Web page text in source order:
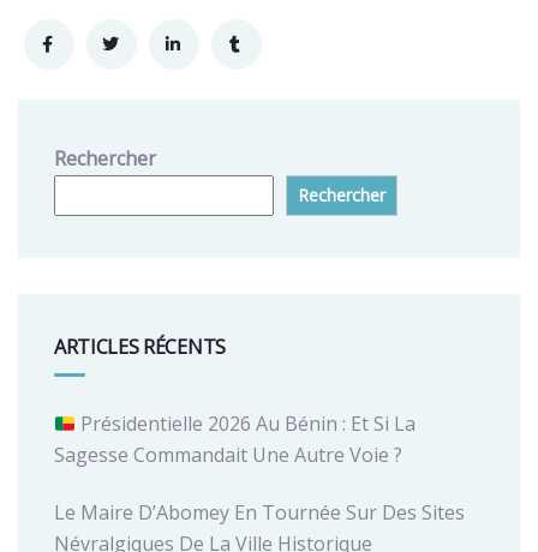
Rechercher
Rechercher
ARTICLES RÉCENTS
Présidentielle 2026 Au Bénin : Et Si La
Sagesse Commandait Une Autre Voie ?
Le Maire D’Abomey En Tournée Sur Des Sites
Névralgiques De La Ville Historique